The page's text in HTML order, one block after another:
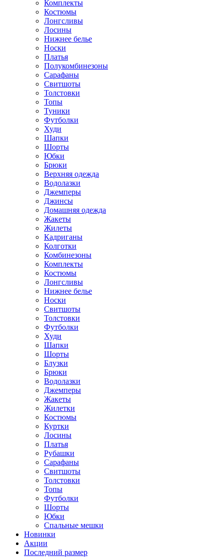
Комплекты
Костюмы
Лонгсливы
Лосины
Нижнее белье
Носки
Платья
Полукомбинезоны
Сарафаны
Свитшоты
Толстовки
Топы
Туники
Футболки
Худи
Шапки
Шорты
Юбки
Брюки
Верхняя одежда
Водолазки
Джемперы
Джинсы
Домашняя одежда
Жакеты
Жилеты
Кадриганы
Колготки
Комбинезоны
Комплекты
Костюмы
Лонгсливы
Нижнее белье
Носки
Свитшоты
Толстовки
Футболки
Худи
Шапки
Шорты
Блузки
Брюки
Водолазки
Джемперы
Жакеты
Жилетки
Костюмы
Куртки
Лосины
Платья
Рубашки
Сарафаны
Свитшоты
Толстовки
Топы
Футболки
Шорты
Юбки
Спальные мешки
Новинки
Акции
Последний размер